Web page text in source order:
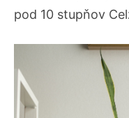
pod 10 stupňov